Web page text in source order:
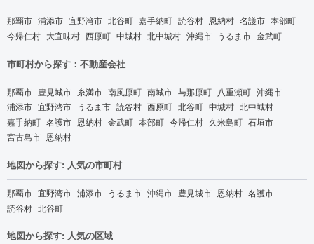
那覇市 浦添市 宜野湾市 北谷町 嘉手納町 読谷村 恩納村 名護市 本部町
今帰仁村 大宜味村 西原町 中城村 北中城村 沖縄市 うるま市 金武町
市町村から探す：不動産会社
那覇市 豊見城市 糸満市 南風原町 南城市 与那原町 八重瀬町 沖縄市
浦添市 宜野湾市 うるま市 読谷村 西原町 北谷町 中城村 北中城村
嘉手納町 名護市 恩納村 金武町 本部町 今帰仁村 久米島町 石垣市
宮古島市 恩納村
地図から探す: 人気の市町村
那覇市 宜野湾市 浦添市 うるま市 沖縄市 豊見城市 恩納村 名護市
読谷村 北谷町
地図から探す: 人気の区域